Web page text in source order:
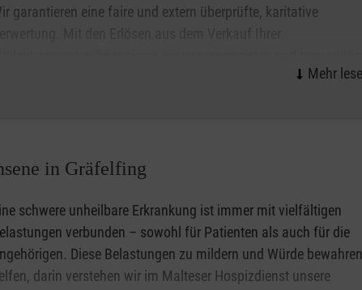
garantieren eine faire und extern überprüfte, karitative
in Gräfelfing
schwere unheilbare Erkrankung ist immer mit vielfältigen
verbunden – sowohl für Patienten als auch für die
Diese Belastungen zu mildern und Würde bewahren
darin verstehen wir im Malteser Hospizdienst unsere